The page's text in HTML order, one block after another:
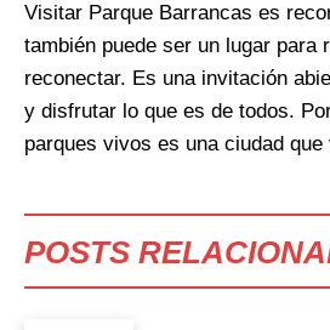
Visitar Parque Barrancas es
también puede ser un lugar para
reconectar. Es una invitación
y disfrutar lo que es de todos.
parques vivos es una ciudad
POSTS